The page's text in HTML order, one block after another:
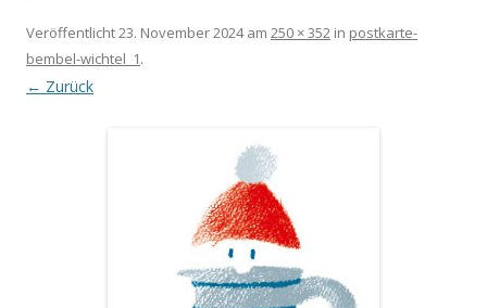
Veröffentlicht23. November 2024am 250 × 352 in postkarte-
bembel-wichtel_1.
← Zurück